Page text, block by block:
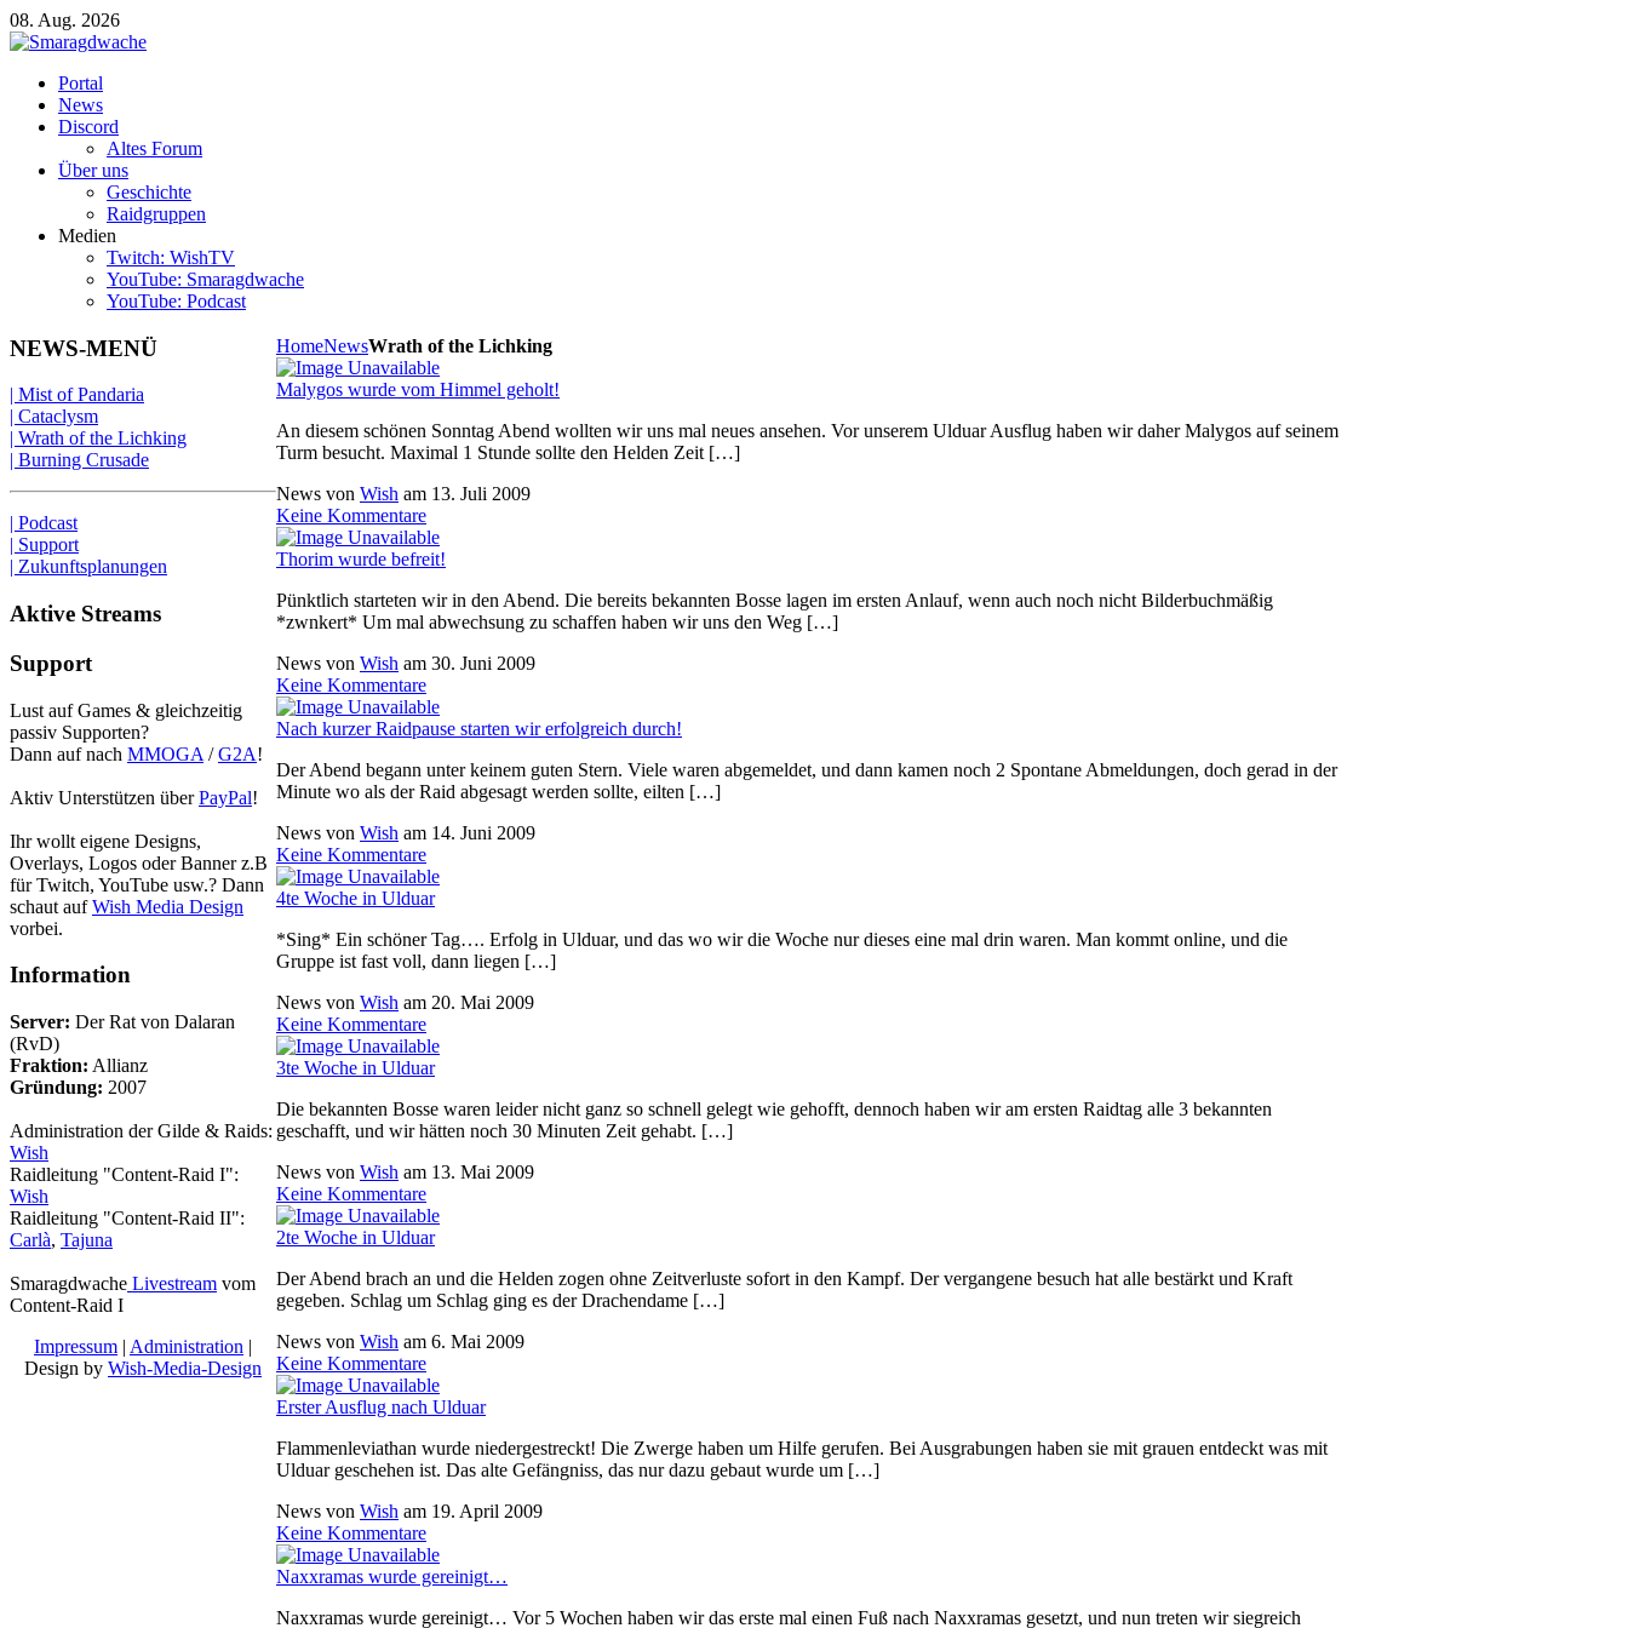
08. Aug. 2026
Portal
News
Discord
Altes Forum
Über uns
Geschichte
Raidgruppen
Medien
Twitch: WishTV
YouTube: Smaragdwache
YouTube: Podcast
HomeNewsWrath of the Lichking
Malygos wurde vom Himmel geholt!
An diesem schönen Sonntag Abend wollten wir uns mal neues ansehen. Vor unserem Ulduar Ausflug haben wir daher Malygos auf seinem
Turm besucht. Maximal 1 Stunde sollte den Helden Zeit […]
News von Wish am 13. Juli 2009
Keine Kommentare
Thorim wurde befreit!
Pünktlich starteten wir in den Abend. Die bereits bekannten Bosse lagen im ersten Anlauf, wenn auch noch nicht Bilderbuchmäßig
*zwnkert* Um mal abwechsung zu schaffen haben wir uns den Weg […]
News von Wish am 30. Juni 2009
Keine Kommentare
Nach kurzer Raidpause starten wir erfolgreich durch!
Der Abend begann unter keinem guten Stern. Viele waren abgemeldet, und dann kamen noch 2 Spontane Abmeldungen, doch gerad in der
Minute wo als der Raid abgesagt werden sollte, eilten […]
News von Wish am 14. Juni 2009
Keine Kommentare
4te Woche in Ulduar
*Sing* Ein schöner Tag…. Erfolg in Ulduar, und das wo wir die Woche nur dieses eine mal drin waren. Man kommt online, und die
Gruppe ist fast voll, dann liegen […]
News von Wish am 20. Mai 2009
Keine Kommentare
3te Woche in Ulduar
Die bekannten Bosse waren leider nicht ganz so schnell gelegt wie gehofft, dennoch haben wir am ersten Raidtag alle 3 bekannten
geschafft, und wir hätten noch 30 Minuten Zeit gehabt. […]
News von Wish am 13. Mai 2009
Keine Kommentare
2te Woche in Ulduar
Der Abend brach an und die Helden zogen ohne Zeitverluste sofort in den Kampf. Der vergangene besuch hat alle bestärkt und Kraft
gegeben. Schlag um Schlag ging es der Drachendame […]
News von Wish am 6. Mai 2009
Keine Kommentare
Erster Ausflug nach Ulduar
Flammenleviathan wurde niedergestreckt! Die Zwerge haben um Hilfe gerufen. Bei Ausgrabungen haben sie mit grauen entdeckt was mit
Ulduar geschehen ist. Das alte Gefängniss, das nur dazu gebaut wurde um […]
News von Wish am 19. April 2009
Keine Kommentare
Naxxramas wurde gereinigt…
Naxxramas wurde gereinigt… Vor 5 Wochen haben wir das erste mal einen Fuß nach Naxxramas gesetzt, und nun treten wir siegreich
NEWS-MENÜ
| Mist of Pandaria
| Cataclysm
| Wrath of the Lichking
| Burning Crusade
| Podcast
| Support
| Zukunftsplanungen
Aktive Streams
Support
Lust auf Games & gleichzeitig
passiv Supporten?
Dann auf nach MMOGA /G2A!
Aktiv Unterstützen überPayPal!
Ihr wollt eigene Designs,
Overlays, Logos oder Banner z.B
für Twitch, YouTube usw.? Dann
schaut aufWish Media Design
vorbei.
Information
Server: Der Rat von Dalaran
(RvD)
Fraktion: Allianz
Gründung: 2007
Administration der Gilde & Raids:
Wish
Raidleitung "Content-Raid I":
Wish
Raidleitung "Content-Raid II":
Carlà, Tajuna
Smaragdwache Livestream vom
Content-Raid I
Impressum | Administration |
Design by Wish-Media-Design